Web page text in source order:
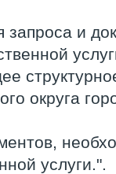
запроса и
округа
услуги.".